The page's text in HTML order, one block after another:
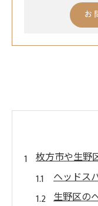
お
枚方市や生野
ヘッドス
生野区の